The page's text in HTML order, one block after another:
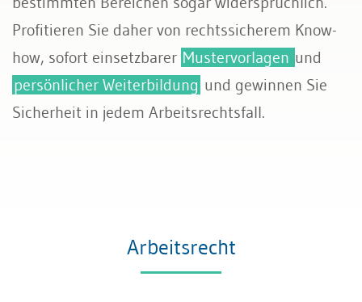
Allgemeines Privatrecht
Datenschutz und IT-Recht
Profitieren Sie daher von rechtssicherem Know-
how, sofort einsetzbarer Mustervorlagen und
persönlicher Weiterbildung und gewinnen Sie
Sicherheit in jedem Arbeitsrechtsfall.
Arbeitsrecht